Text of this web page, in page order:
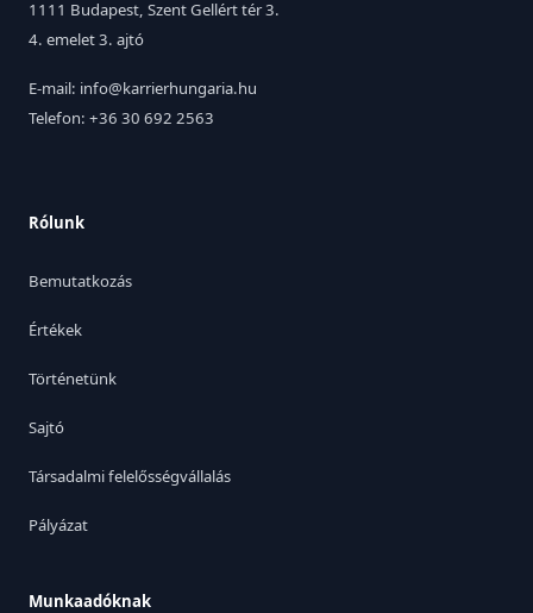
1111 Budapest, Szent Gellért tér 3.
4. emelet 3. ajtó
E-mail: info@karrierhungaria.hu
Telefon: +36 30 692 2563
Rólunk
Bemutatkozás
Értékek
Történetünk
Sajtó
Társadalmi felelősségvállalás
Pályázat
Munkaadóknak